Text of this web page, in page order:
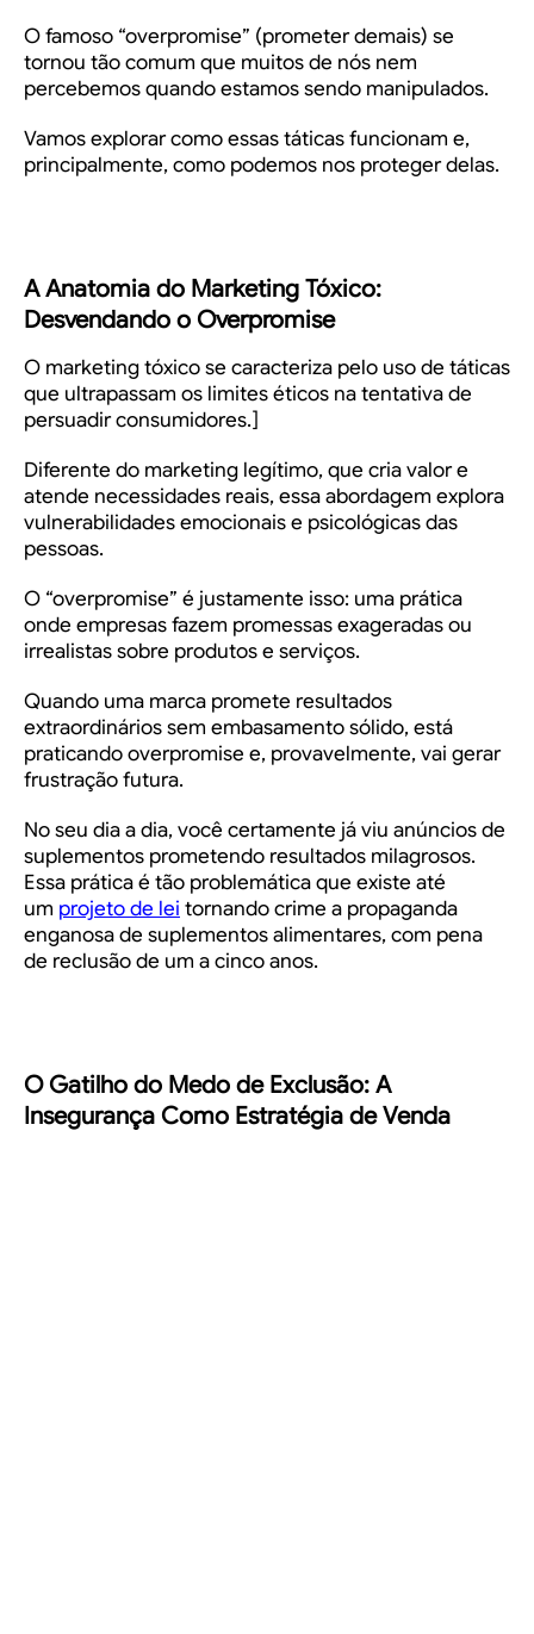
O famoso “overpromise” (prometer demais) se
tornou tão comum que muitos de nós nem
percebemos quando estamos sendo manipulados.
Vamos explorar como essas táticas funcionam e,
principalmente, como podemos nos proteger delas.
A Anatomia do Marketing Tóxico:
Desvendando o Overpromise
O marketing tóxico se caracteriza pelo uso de táticas
que ultrapassam os limites éticos na tentativa de
persuadir consumidores.]
Diferente do marketing legítimo, que cria valor e
atende necessidades reais, essa abordagem explora
vulnerabilidades emocionais e psicológicas das
pessoas.
O “overpromise” é justamente isso: uma prática
onde empresas fazem promessas exageradas ou
irrealistas sobre produtos e serviços.
Quando uma marca promete resultados
extraordinários sem embasamento sólido, está
praticando overpromise e, provavelmente, vai gerar
frustração futura.
No seu dia a dia, você certamente já viu anúncios de
suplementos prometendo resultados milagrosos.
Essa prática é tão problemática que existe até
um projeto de lei tornando crime a propaganda
enganosa de suplementos alimentares, com pena
de reclusão de um a cinco anos.
O Gatilho do Medo de Exclusão: A
Insegurança Como Estratégia de Venda